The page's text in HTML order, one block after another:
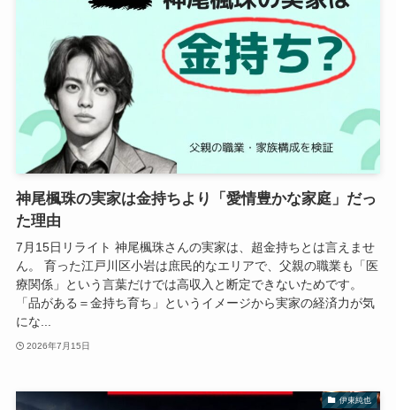
神尾楓珠の実家は金持ちより「愛情豊かな家庭」だっ
た理由
7月15日リライト 神尾楓珠さんの実家は、超金持ちとは言えませ
ん。 育った江戸川区小岩は庶民的なエリアで、父親の職業も「医
療関係」という言葉だけでは高収入と断定できないためです。
「品がある＝金持ち育ち」というイメージから実家の経済力が気
にな...
2026年7月15日
伊東純也